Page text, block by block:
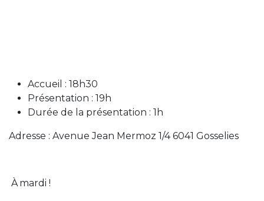
Accueil : 18h30
Présentation : 19h
Durée de la présentation : 1h
Adresse : Avenue Jean Mermoz 1/4 6041 Gosselies
Àmardi !